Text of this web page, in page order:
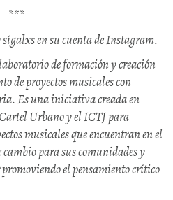
***
sígalxs en su cuenta de Instagram.
de formación y creación
de proyectos musicales con
Es una iniciativa creada en
Urbano y el ICTJ para
musicales que encuentran en el
para sus comunidades y
el pensamiento crítico